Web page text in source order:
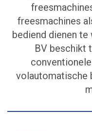
freesmachines
bediend dienen te
BV beschikt
volautomatische